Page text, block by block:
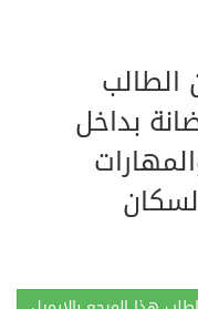
الطالب
بداخل